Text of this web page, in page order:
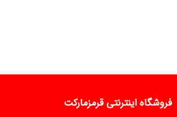
فروشگاه اینترنتی قرمزمارکت